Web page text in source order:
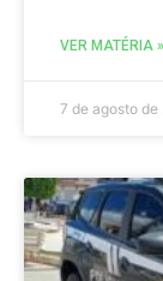
VER MATÉRIA »
7 de agosto de